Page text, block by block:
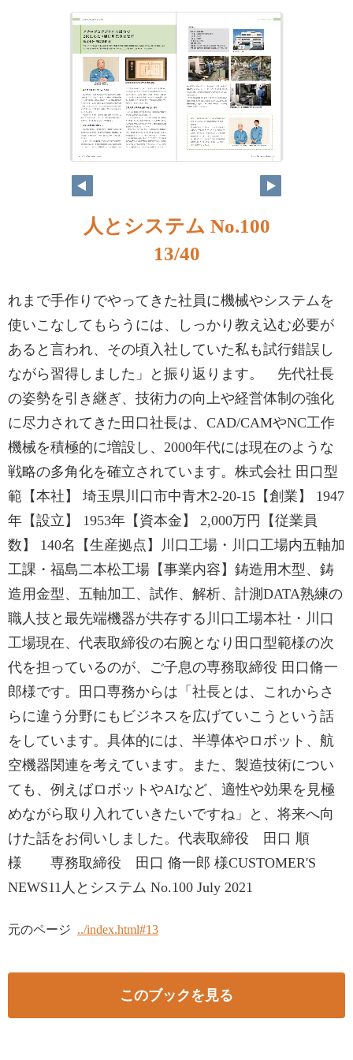
人とシステム No.100
13/40
れまで手作りでやってきた社員に機械やシステムを
使いこなしてもらうには、しっかり教え込む必要が
あると言われ、その頃入社していた私も試行錯誤し
ながら習得しました」と振り返ります。 先代社長
の姿勢を引き継ぎ、技術力の向上や経営体制の強化
に尽力されてきた田口社長は、CAD/CAMやNC工作
機械を積極的に増設し、2000年代には現在のような
戦略の多角化を確立されています。株式会社 田口型
範【本社】 埼玉県川口市中青木2-20-15【創業】 1947
年【設立】 1953年【資本金】 2,000万円【従業員
数】 140名【生産拠点】川口工場・川口工場内五軸加
工課・福島二本松工場【事業内容】鋳造用木型、鋳
造用金型、五軸加工、試作、解析、計測DATA熟練の
職人技と最先端機器が共存する川口工場本社・川口
工場現在、代表取締役の右腕となり田口型範様の次
代を担っているのが、ご子息の専務取締役 田口脩一
郎様です。田口専務からは「社長とは、これからさ
らに違う分野にもビジネスを広げていこうという話
をしています。具体的には、半導体やロボット、航
空機器関連を考えています。また、製造技術につい
ても、例えばロボットやAIなど、適性や効果を見極
めながら取り入れていきたいですね」と、将来へ向
けた話をお伺いしました。代表取締役 田口 順
様 専務取締役 田口 脩一郎 様CUSTOMER'S
NEWS11人とシステム No.100 July 2021
元のページ ../index.html#13
このブックを見る